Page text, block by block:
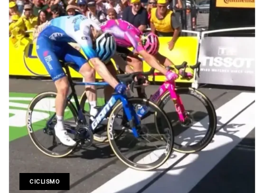
CICLISMO